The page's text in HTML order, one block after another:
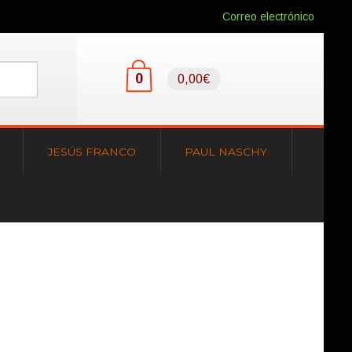
Correo electrónico
0 0,00€
JESÚS FRANCO PAUL NASCHY